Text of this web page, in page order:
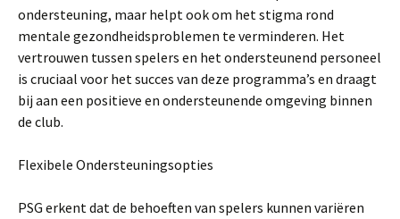
ondersteuning, maar helpt ook om het stigma rond
mentale gezondheidsproblemen te verminderen. Het
vertrouwen tussen spelers en het ondersteunend personeel
is cruciaal voor het succes van deze programma’s en draagt
bij aan een positieve en ondersteunende omgeving binnen
de club.
Flexibele Ondersteuningsopties
PSG erkent dat de behoeften van spelers kunnen variëren